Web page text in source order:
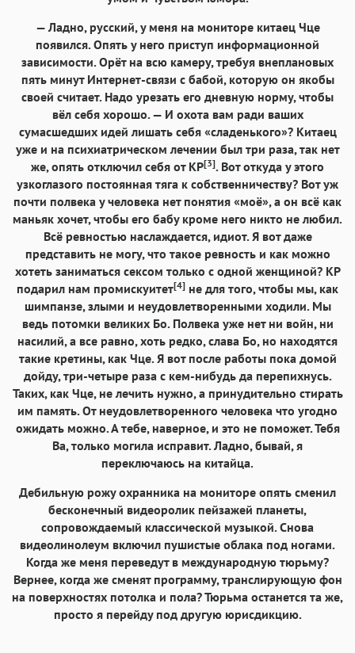
— Ладно, русский, у меня на мониторе китаец Чце
появился. Опять у него приступ информационной
зависимости. Орёт на всю камеру, требуя внеплановых
пять минут Интернет-связи с бабой, которую он якобы
своей считает. Надо урезать его дневную норму, чтобы
вёл себя хорошо. — И охота вам ради ваших
сумасшедших идей лишать себя «сладенького»? Китаец
уже и на психиатрическом лечении был три раза, так нет
же, опять отключил себя от КР[3]. Вот откуда у этого
узкоглазого постоянная тяга к собственничеству? Вот уж
почти полвека у человека нет понятия «моё», а он всё как
маньяк хочет, чтобы его бабу кроме него никто не любил.
Всё ревностью наслаждается, идиот. Я вот даже
представить не могу, что такое ревность и как можно
хотеть заниматься сексом только с одной женщиной? КР
подарил нам промискуитет[4] не для того, чтобы мы, как
шимпанзе, злыми и неудовлетворенными ходили. Мы
ведь потомки великих Бо. Полвека уже нет ни войн, ни
насилий, а все равно, хоть редко, слава Бо, но находятся
такие кретины, как Чце. Я вот после работы пока домой
дойду, три-четыре раза с кем-нибудь да перепихнусь.
Таких, как Чце, не лечить нужно, а принудительно стирать
им память. От неудовлетворенного человека что угодно
ожидать можно. А тебе, наверное, и это не поможет. Тебя
Ва, только могила исправит. Ладно, бывай, я
переключаюсь на китайца.
Дебильную рожу охранника на мониторе опять сменил
бесконечный видеоролик пейзажей планеты,
сопровождаемый классической музыкой. Снова
видеолинолеум включил пушистые облака под ногами.
Когда же меня переведут в международную тюрьму?
Вернее, когда же сменят программу, транслирующую фон
на поверхностях потолка и пола? Тюрьма останется та же,
просто я перейду под другую юрисдикцию.